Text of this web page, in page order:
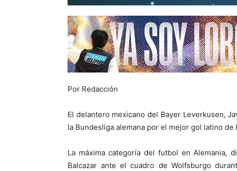
Por Redacción
El delantero mexicano del Bayer Leverkusen,
la Bundesliga alemana por el mejor gol latino de
La máxima categoría del futbol en Alemania,
Balcazar ante el cuadro de Wolfsburgo